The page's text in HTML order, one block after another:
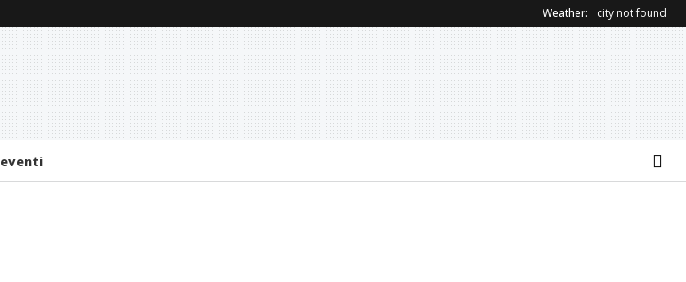
Weather: city not found
Radioterapia oncologica,
completato grazie ai Fondi
FSC, l’aggiornamento dei
due acceleratori lineari
dell’Ospedale di Biella
Al San Luigi Gonzaga
restituita la vista a un
occhio senza più speranze
Teresa Staiano nuovo
direttore della
Gastroenterologia
Mauriziano
eventi